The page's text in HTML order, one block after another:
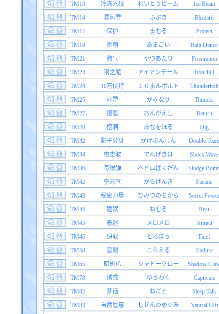
TM13
冷冻光线 れいとうビーム
Ice Beam
TM14
暴风雪 ふぶき
Blizzard
TM17
保护 まもる
Protect
TM18
祈雨 あまごい
Rain Dance
TM21
撒气 やつあたり
Frustration
TM23
钢之尾 アイアンテール
Iron Tail
TM24
10万伏特 １０まんボルト
Thunderbolt
TM25
打雷 かみなり
Thunder
TM27
报恩 おんがえし
Return
TM28
挖洞 あなをほる
Dig
TM32
影子分身 かげぶんしん
Double Team
TM34
电击波 でんげきは
Shock Wave
TM36
毒爆弹 ヘドロばくだん
Sludge
TM42
空元气 からげんき
Facade
TM43
秘密力量 ひみつのちから
Secret Power
TM44
睡眠 ねむる
Rest
TM45
着迷 メロメロ
Attract
TM46
窃取 どろぼう
Thief
TM58
忍耐 こらえる
Endure
TM65
暗影爪 シャドークロー
Shadow
TM78
诱惑 ゆうわく
Captivate
TM82
梦话 ねごと
Sleep Talk
TM83
自然恩惠 しぜんのめぐみ
Natural Gift